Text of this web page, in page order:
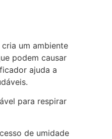
um ambiente
podem causar
ajuda a
para respirar
de umidade